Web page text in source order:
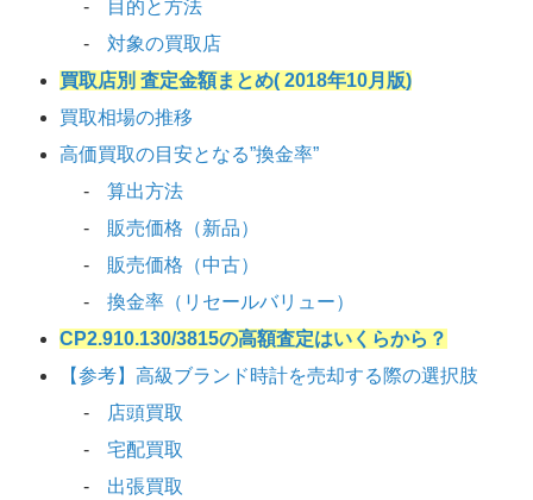
目的と方法
対象の買取店
買取店別 査定金額まとめ( 2018年10月版)
買取相場の推移
高価買取の目安となる”換金率”
算出方法
販売価格（新品）
販売価格（中古）
換金率（リセールバリュー）
CP2.910.130/3815の高額査定はいくらから？
【参考】高級ブランド時計を売却する際の選択肢
店頭買取
宅配買取
出張買取